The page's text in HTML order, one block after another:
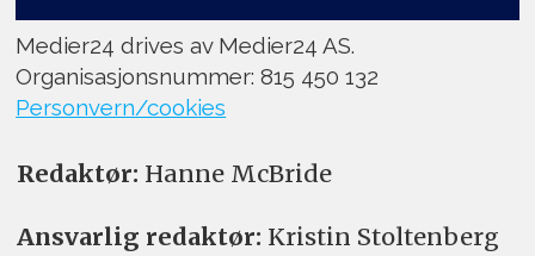
Medier24 drives av Medier24 AS.
Organisasjonsnummer: 815 450 132
Personvern/cookies
Redaktør: Hanne McBride
Ansvarlig redaktør: Kristin Stoltenberg